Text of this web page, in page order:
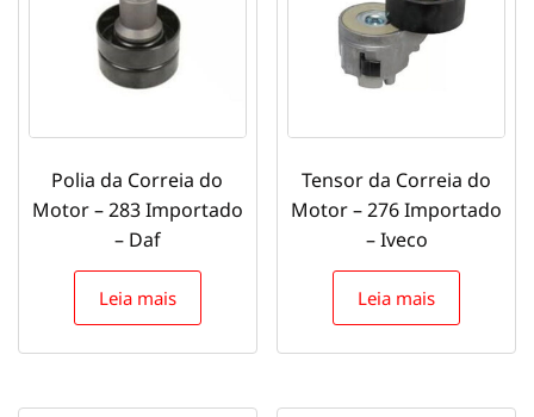
Polia da Correia do
Motor – 283 Importado
– Daf
Leia mais
Tensor da Correia do
Motor – 276 Importado
– Iveco
Leia mais